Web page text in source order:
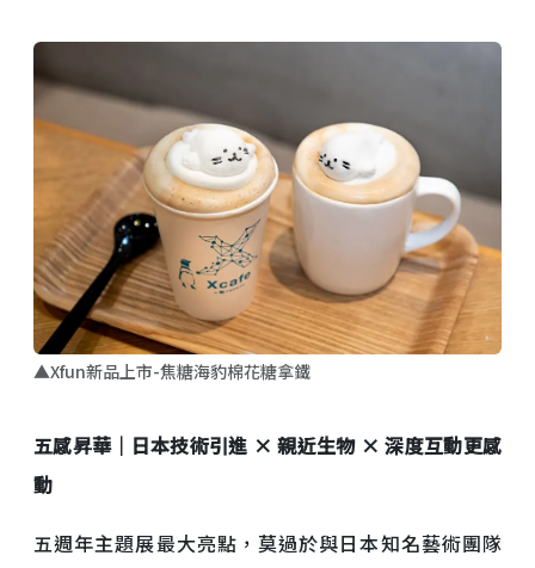
▲Xfun新品上市-焦糖海豹棉花糖拿鐵
五感昇華｜ 日本技術引進 ×親近生物×深度互動更感
動
五週年主題展最大亮點，莫過於與日本知名藝術團隊